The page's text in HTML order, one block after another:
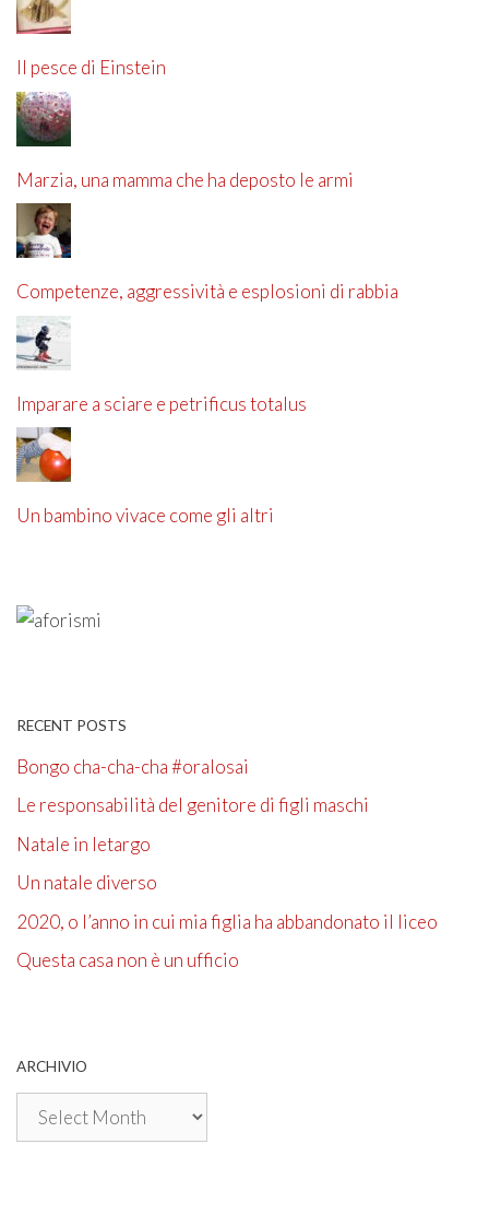
Il pesce di Einstein
Marzia, una mamma che ha deposto le armi
Competenze, aggressività e esplosioni di rabbia
Imparare a sciare e petrificus totalus
Un bambino vivace come gli altri
RECENT POSTS
Bongo cha-cha-cha #oralosai
Le responsabilità del genitore di figli maschi
Natale in letargo
Un natale diverso
2020, o l’anno in cui mia figlia ha abbandonato il liceo
Questa casa non è un ufficio
ARCHIVIO
Archivio